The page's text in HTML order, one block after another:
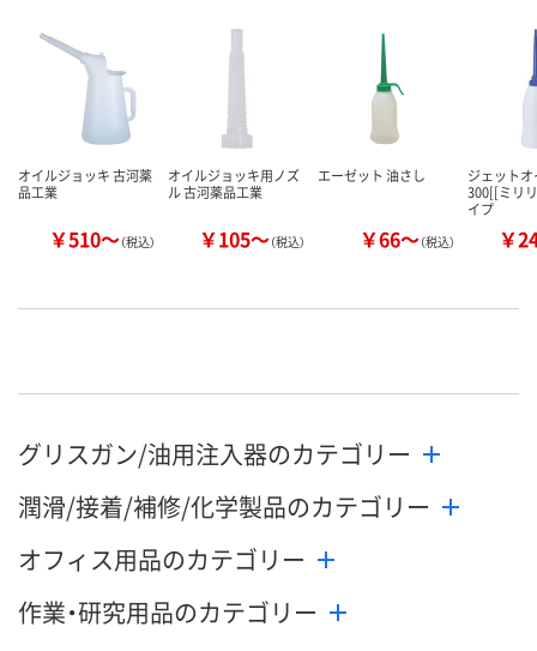
オイルジョッキ 古河薬
品工業
￥510～（税込）
オイルジョッキ用ノズ
ル 古河薬品工業
￥105～（税込）
エーゼット 油さし
￥66～（税込）
ジェット
300[[ミリ
イプ
￥
グリスガン/油用注入器のカテゴリー
潤滑/接着/補修/化学製品のカテゴリー
オフィス用品のカテゴリー
作業・研究用品のカテゴリー